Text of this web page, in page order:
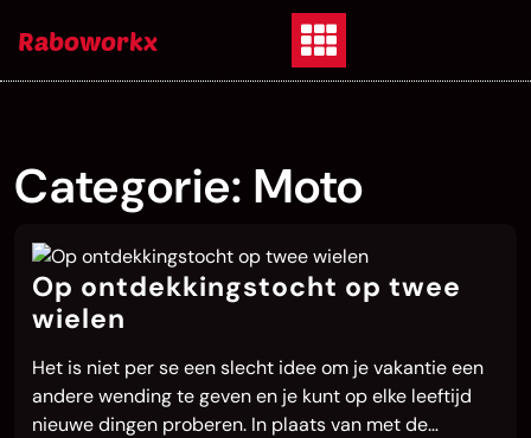
Raboworkx
Categorie: Moto
Op ontdekkingstocht op twee
wielen
Het is niet per se een slecht idee om je vakantie een
andere wending te geven en je kunt op elke leeftijd
nieuwe dingen proberen. In plaats van met de…